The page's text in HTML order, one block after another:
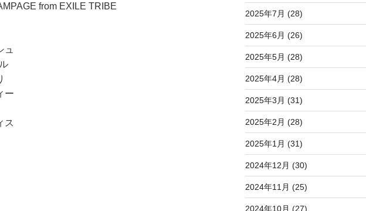
from EXILE TRIBE
ー
ス
2025年7月 (28)
2025年6月 (26)
2025年5月 (28)
2025年4月 (28)
2025年3月 (31)
2025年2月 (28)
2025年1月 (31)
2024年12月 (30)
2024年11月 (25)
2024年10月 (27)